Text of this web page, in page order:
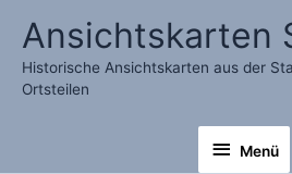
Inhalt
springen
Ansichtskarten
Historische Ansichtskarten aus der
Ortsteilen
Menü
Menü